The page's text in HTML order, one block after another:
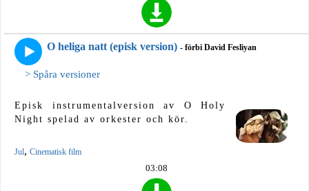
O heliga natt (episk version) - förbi David Fesliyan
> Spåra versioner
Episk instrumentalversion av O Holy
Night spelad av orkester och kör.
Jul, Cinematisk film
03:08